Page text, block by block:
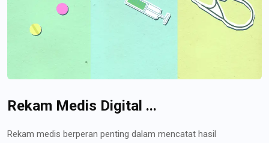
Rekam Medis Digital ...
Rekam medis berperan penting dalam mencatat hasil